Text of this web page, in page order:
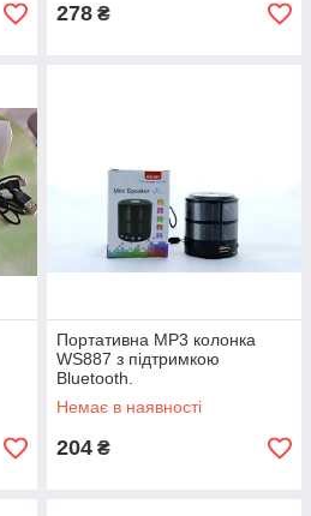
278 ₴
Портативна MP3 колонка
WS887 з підтримкою
Bluetooth.
Немає в наявності
204 ₴